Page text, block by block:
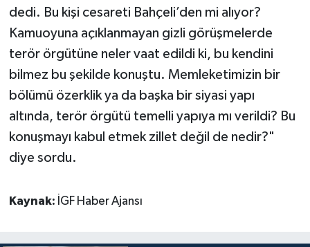
dedi. Bu kişi cesareti Bahçeli’den mi alıyor?
Kamuoyuna açıklanmayan gizli görüşmelerde
terör örgütüne neler vaat edildi ki, bu kendini
bilmez bu şekilde konuştu. Memleketimizin bir
bölümü özerklik ya da başka bir siyasi yapı
altında, terör örgütü temelli yapıya mı verildi? Bu
konuşmayı kabul etmek zillet değil de nedir?"
diye sordu.
Kaynak: İGF Haber Ajansı